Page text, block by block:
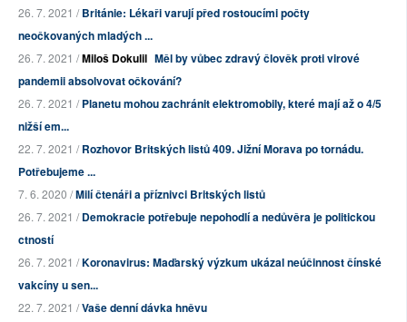
26. 7. 2021 /Británie: Lékaři varují před rostoucími počty
neočkovaných mladých ...
26. 7. 2021 /Miloš Dokulil Měl by vůbec zdravý člověk proti virové
pandemii absolvovat očkování?
26. 7. 2021 /Planetu mohou zachránit elektromobily, které mají až o 4/5
nižší em...
22. 7. 2021 /Rozhovor Britských listů 409. Jižní Morava po tornádu.
Potřebujeme ...
7. 6. 2020 /Milí čtenáři a příznivci Britských listů
26. 7. 2021 /Demokracie potřebuje nepohodlí a nedůvěra je politickou
ctností
26. 7. 2021 /Koronavirus: Maďarský výzkum ukázal neúčinnost čínské
vakcíny u sen...
22. 7. 2021 /Vaše denní dávka hněvu